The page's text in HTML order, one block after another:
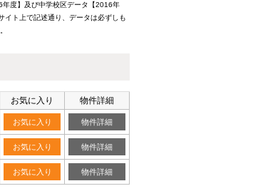
年度】及び中学校区データ【2016年
イト上で記述通り、データは必ずしも
お気に入り 物件詳細
お気に入り 物件詳細
お気に入り 物件詳細
お気に入り 物件詳細